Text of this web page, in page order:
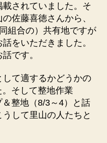
されていました。そ
佐藤喜徳さんから、
組合の）共有地ですが
をいただきました。
です。
て適するかどうかの
そして整地作業
＆整地（8/3～4）と話
して里山の人たちと